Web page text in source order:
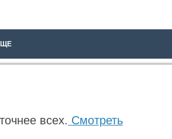
всех. Смотреть